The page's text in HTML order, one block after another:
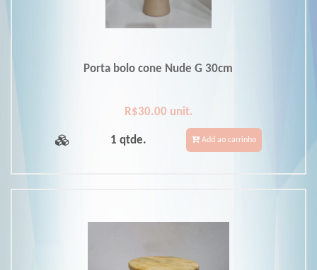
Porta bolo cone Nude G 30cm
R$30.00 unit.
1 qtde. Add ao carrinho